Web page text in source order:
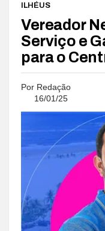
ILHÉUS
Vereador
Serviço e
para o
Por Redação
16/01/25